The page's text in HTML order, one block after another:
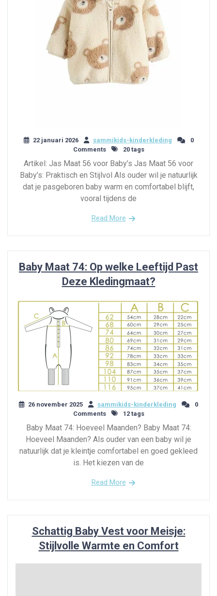
22 januari 2026 sammikids-kinderkleding
0
Comments
20 tags
Artikel: Jas Maat 56 voor Baby’s Jas Maat 56 voor
Baby’s: Praktisch en Stijlvol Als ouder wil je natuurlijk
dat je pasgeboren baby warm en comfortabel blijft,
vooral tijdens de
Read More
Baby Maat 74: Op welke Leeftijd Past
Deze Kledingmaat?
26 november 2025 sammikids-kinderkleding
0
Comments
12 tags
Baby Maat 74: Hoeveel Maanden? Baby Maat 74:
Hoeveel Maanden? Als ouder van een baby wil je
natuurlijk dat je kleintje comfortabel en goed gekleed
is. Het kiezen van de
Read More
Schattig Baby Vest voor Meisje:
Stijlvolle Warmte en Comfort